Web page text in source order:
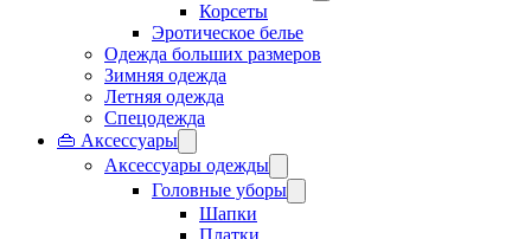
Корсеты
Эротическое белье
Одежда больших размеров
Зимняя одежда
Летняя одежда
Спецодежда
👜 Аксессуары
Аксессуары одежды
Головные уборы
Шапки